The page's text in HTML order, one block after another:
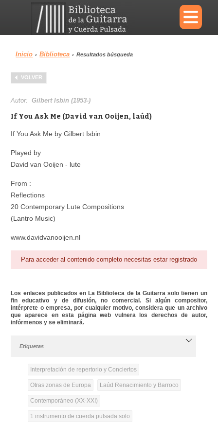
×
Menu
Biblioteca
Área personal
Inicio › Biblioteca › Resultados búsqueda
VOLVER
Autor:Gilbert Isbin (1953-)
If You Ask Me (David van Ooijen, laúd)
If You Ask Me by Gilbert Isbin
Played by
David van Ooijen - lute
From :
Reflections
20 Contemporary Lute Compositions
(Lantro Music)
www.davidvanooijen.nl
Para acceder al contenido completo necesitas estar registrado
Los enlaces publicados en La Biblioteca de la Guitarra solo tienen un
fin educativo y de difusión, no comercial. Si algún compositor,
intérprete o empresa, por cualquier motivo, considera que un archivo
que aparece en esta página web vulnera los derechos de autor,
infórmenos y se eliminará.
Etiquetas
Interpretación de repertorio y Conciertos
Otras zonas de Europa Laúd Renacimiento y Barroco
Contemporáneo (XX-XXI)
1 instrumento de cuerda pulsada solo